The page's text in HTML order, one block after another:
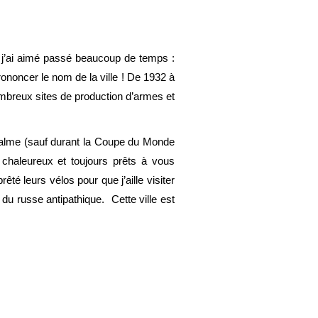
aimé passé beaucoup de temps :
le nom de la ville ! De 1932 à
sites de production d’armes et
(sauf durant la Coupe du Monde
et toujours prêts à vous
leurs vélos pour que j’aille visiter
russe antipathique. Cette ville est